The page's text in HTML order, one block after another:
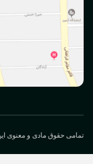
حقوق مادی و معنوی این